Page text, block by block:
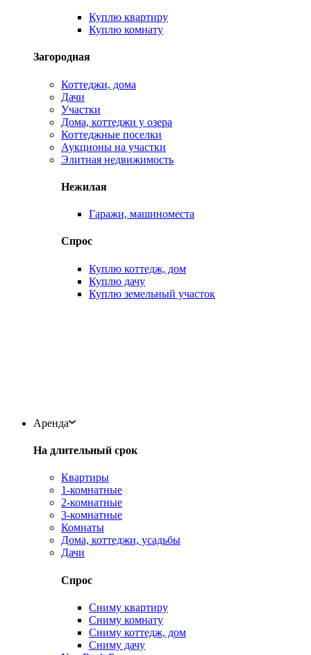
Куплю квартиру
Куплю комнату
Загородная
Коттеджи, дома
Дачи
Участки
Дома, коттеджи у озера
Коттеджные поселки
Аукционы на участки
Элитная недвижимость
Нежилая
Гаражи, машиноместа
Спрос
Куплю коттедж, дом
Куплю дачу
Куплю земельный участок
Аренда
На длительный срок
Квартиры
1-комнатные
2-комнатные
3-комнатные
Комнаты
Дома, коттеджи, усадьбы
Дачи
Спрос
Сниму квартиру
Сниму комнату
Сниму коттедж, дом
Сниму дачу